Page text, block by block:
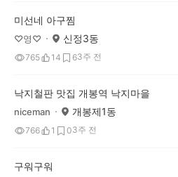
미선네 아구찜
♡영♡ 신정3동
765 14 63주 전
낙지철판 맛집 개봉역 낙지마을
niceman 개봉제1동
766 1 03주 전
구워구워